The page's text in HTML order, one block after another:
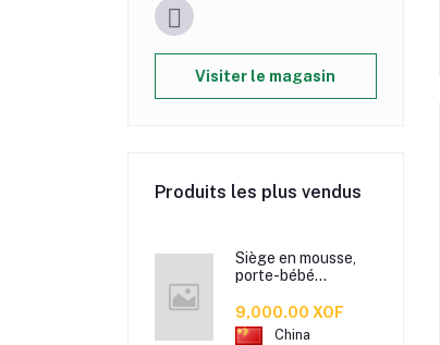
Visiter le magasin
Produits les plus vendus
Siège en mousse,
porte-bébé
Léger
9,000.00 XOF
China